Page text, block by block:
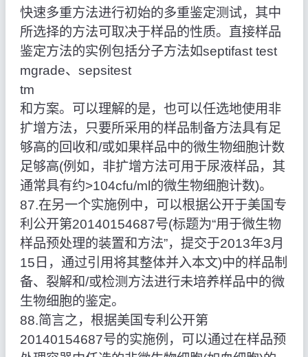
快速多重方法进行初始的多重鉴定测试，其中
所选择的方法可取决于样品的性质。直接样品
鉴定方法的实例包括分子方法如septifast test
mgrade、sepsitest
tm
和方案。可以理解的是，也可以任选地使用非
扩增方法，只要所采用的样品制备方法具有足
够高的回收和/或如果样品中的微生物细胞计数
足够高(例如，非扩增方法可用于尿液样品，其
通常具有约>104cfu/ml的微生物细胞计数)。
87.在另一个实施例中，可以根据公开于美国专
利公开第20140154687号(标题为“用于微生物
样品预处理的装置和方法”，提交于2013年3月
15日，通过引用将其整体并入本文)中的样品制
备、裂解和/或检测方法进行未培养样品中的微
生物细胞的鉴定。
88.简言之，根据美国专利公开第
20140154687号的实施例，可以通过在样品预